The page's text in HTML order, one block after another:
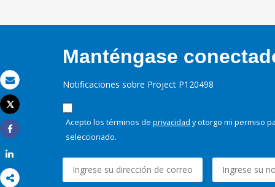
Correo electrónico
Imprimir
Tweet
Share
Manténgase
Notificaciones sobre Project P120498
Acepto los términos de privacidad y otorgo mi permiso
seleccionado.